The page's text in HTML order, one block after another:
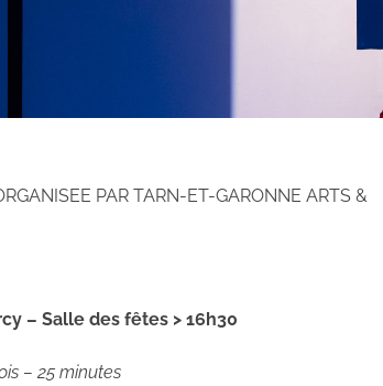
PAR TARN-ET-GARONNE ARTS &
– Salle des fêtes > 16h30
– 25 minutes